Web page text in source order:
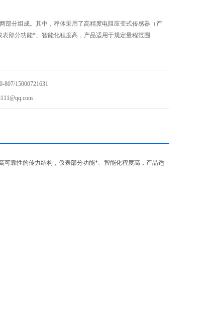
部分组成。其中，秤体采用了高精度电阻应变式传感器（产
部分功能*、智能化程度高，产品适用于规定量程范围
807/15000721631
靠性的传力结构，仪表部分功能*、智能化程度高，产品适